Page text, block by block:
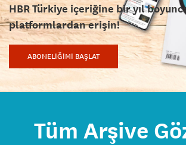
HBR Türkiye içeriğine bir yıl
platformlardan erişin!
ABONELİĞİMİ BAŞLAT
Tüm Arşive